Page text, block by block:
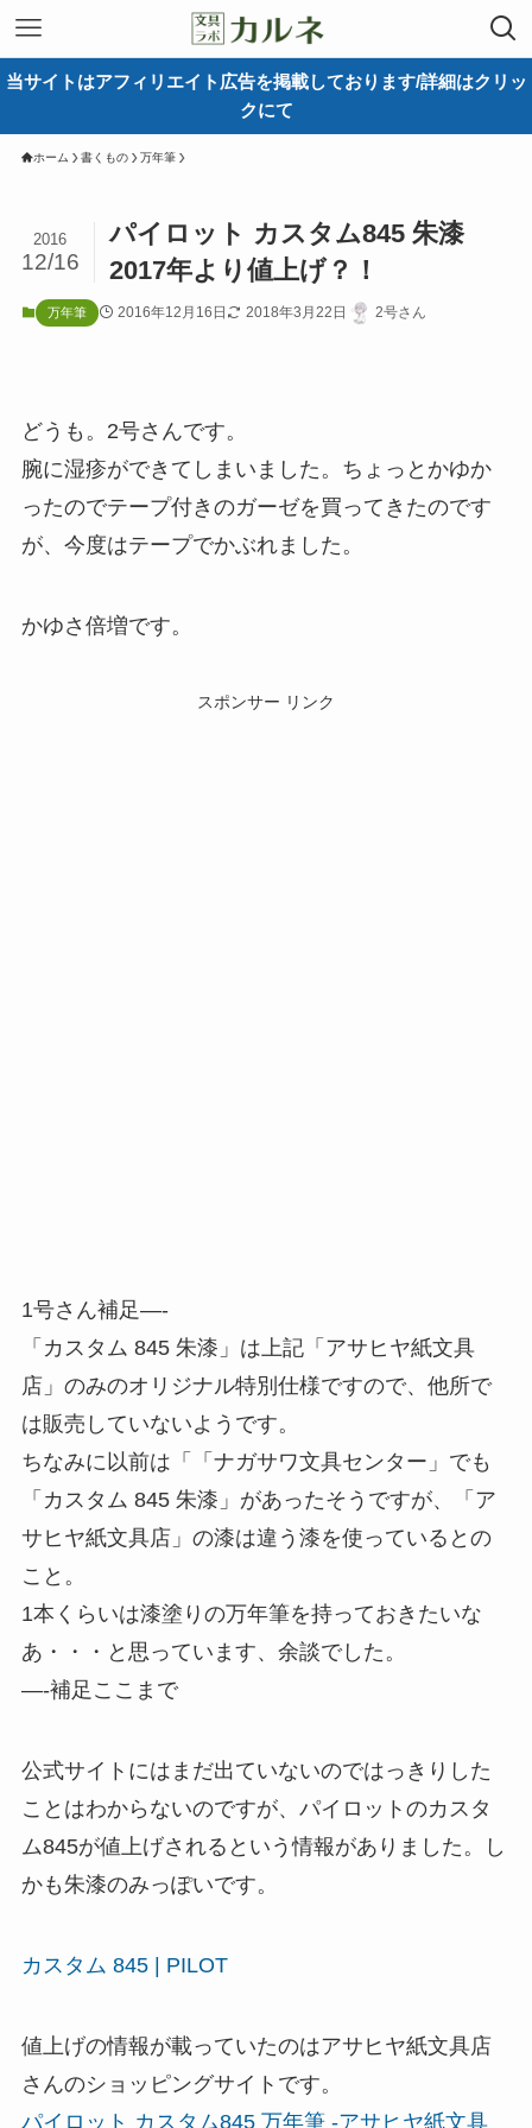
当サイトはアフィリエイト広告を掲載しております/詳細はクリッ
クにて
ホーム 書くもの 万年筆
パイロット カスタム845 朱漆
2017年より値上げ？！
2016
12/16
万年筆 2016年12月16日 2018年3月22日 2号さん
どうも。2号さんです。
腕に湿疹ができてしまいました。ちょっとかゆか
ったのでテープ付きのガーゼを買ってきたのです
が、今度はテープでかぶれました。
かゆさ倍増です。
スポンサー リンク
1号さん補足—-
「カスタム 845 朱漆」は上記「アサヒヤ紙文具
店」のみのオリジナル特別仕様ですので、他所で
は販売していないようです。
ちなみに以前は「「ナガサワ文具センター」でも
「カスタム 845 朱漆」があったそうですが、「ア
サヒヤ紙文具店」の漆は違う漆を使っているとの
こと。
1本くらいは漆塗りの万年筆を持っておきたいな
あ・・・と思っています、余談でした。
—-補足ここまで
公式サイトにはまだ出ていないのではっきりした
ことはわからないのですが、パイロットのカスタ
ム845が値上げされるという情報がありました。し
かも朱漆のみっぽいです。
カスタム 845 | PILOT
値上げの情報が載っていたのはアサヒヤ紙文具店
さんのショッピングサイトです。
パイロット カスタム845 万年筆 -アサヒヤ紙文具